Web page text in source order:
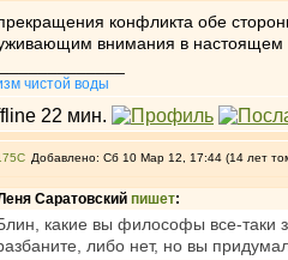
конфликта обе
внимания в
чистой воды
Добавлено: Сб 10 Мар 12, 17:44 (14 лет
Саратовский пишет:
какие вы философы все-таки
либо нет, но вы